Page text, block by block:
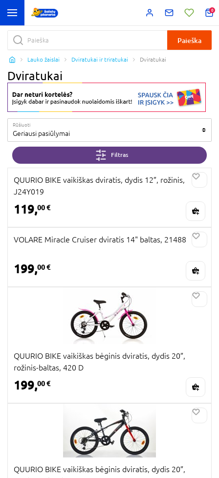
0
Paieška
Lauko žaislai Dviratukai ir triratukai Dviratukai
Dviratukai
Rūšiuoti
Geriausi pasiūlymai
Filtras
QUURIO BIKE vaikiškas dviratis, dydis 12”, rožinis,
J24Y019
119,00 €
VOLARE Miracle Cruiser dviratis 14" baltas, 21488
199,00 €
QUURIO BIKE vaikiškas bėginis dviratis, dydis 20”,
rožinis-baltas, 420 D
199,00 €
QUURIO BIKE vaikiškas bėginis dviratis, dydis 20”,